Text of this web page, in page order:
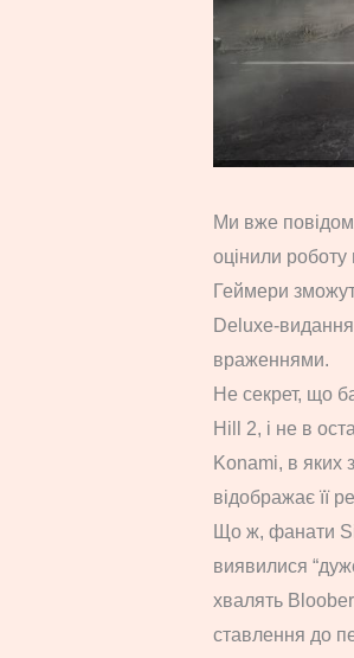
Ми вже
оцінили роботу
Геймери
Deluxe-
враженнями.
Не секрет, що
Hill 2, і не в
Konami, в яких
відображає її
Що ж, фанати
виявилися
хвалять
ставлення до